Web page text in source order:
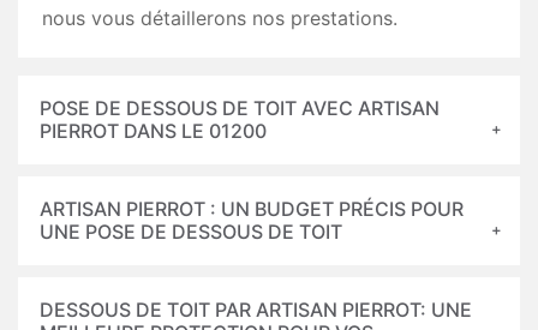
nous vous détaillerons nos prestations.
POSE DE DESSOUS DE TOIT AVEC ARTISAN
PIERROT DANS LE 01200
ARTISAN PIERROT : UN BUDGET PRÉCIS POUR
UNE POSE DE DESSOUS DE TOIT
DESSOUS DE TOIT PAR ARTISAN PIERROT: UNE